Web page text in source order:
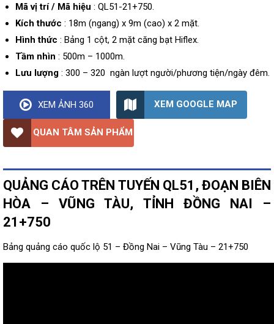
Mã vị trí / Mã hiệu : QL51-21+750.
Kích thước : 18m (ngang) x 9m (cao) x 2 mặt.
Hình thức : Bảng 1 cột, 2 mặt căng bạt Hiflex.
Tầm nhìn : 500m – 1000m.
Lưu lượng : 300 – 320 ngàn lượt người/phương tiện/ngày đêm.
XEM ẢNH 360 XEM GOOGLE MAP
QUAN TÂM SẢN PHẨM
QUẢNG CÁO TRÊN TUYẾN QL51, ĐOẠN BIÊN
HÒA – VŨNG TÀU, TỈNH ĐỒNG NAI –
21+750
Bảng quảng cáo quốc lộ 51 – Đồng Nai – Vũng Tàu – 21+750